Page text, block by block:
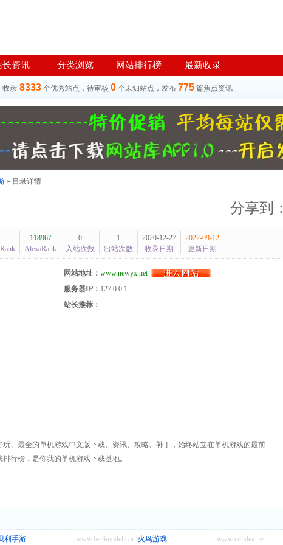
长资讯 分类浏览 网站排行榜 最新收录
收录 8333 个优秀站点，待审核 0 个未知站点，发布 775 篇焦点资讯
» 目录详情
分享到：
118967
AlexaRank
0
入站次数
1
出站次数
2020-12-27
收录日期
2022-09-12
更新日期
网站地址： www.newyx.net
服务器IP： 127.0.0.1
站长推荐：
、最全的单机游戏中文版下载、资讯、攻略、补丁，始终站立在单机游戏的最前
行榜，是你我的单机游戏下载基地。
www.beilimodel.com.cn
利手游 www.cnlidea.net
火鸟游戏